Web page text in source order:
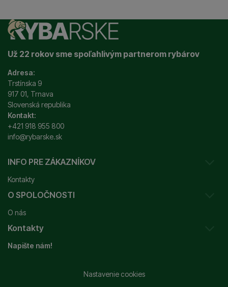
Už 22 rokov sme spoľahlivým partnerom rybárov
Adresa:
Trstínska 9
917 01, Trnava
Slovenská republika
Kontakt:
+421 918 955 800
info@rybarske.sk
INFO PRE ZÁKAZNÍKOV
Kontakty
Sledovanie vašej zásielky
Ako reklamovať / vrátiť tovar
Obchodné podmienky
Odstúpenie od zmluvy
O SPOLOČNOSTI
O nás
Prečo nakupovať u nás?
Garancia najnižšej ceny
Kontakty
Napište nám!
Nastavenie cookies